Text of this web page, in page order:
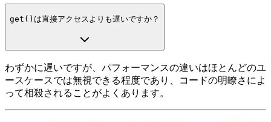
get() は直接アクセスよりも遅いですか？
わずかに遅いですが、パフォーマンスの違いはほとんどのユ
ースケースでは無視できる程度であり、コードの明瞭さによ
って相殺されることがよくあります。